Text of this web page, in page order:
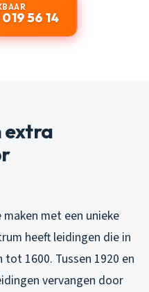
56 14
extra
met een unieke
heeft leidingen die in
1600. Tussen 1920 en
vervangen door